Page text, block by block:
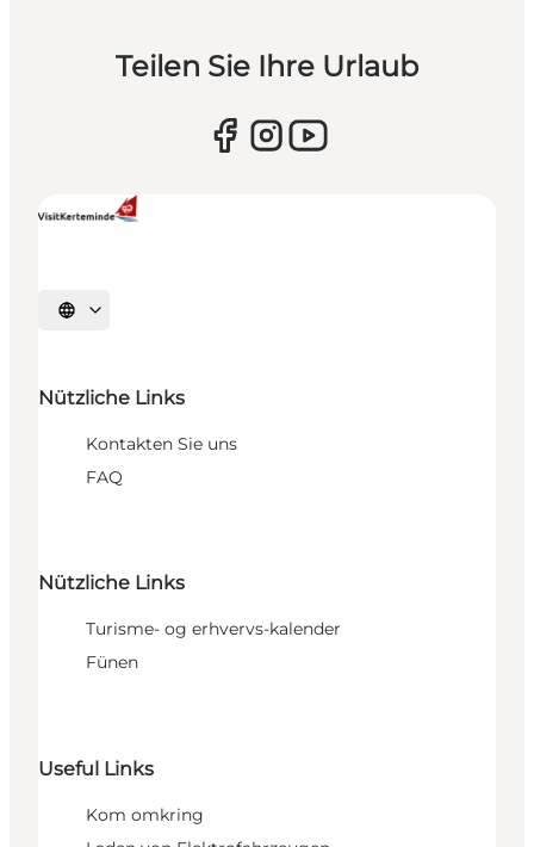
Teilen Sie Ihre Urlaub
Sprache auswählen
Nützliche Links
Kontakten Sie uns
FAQ
Nützliche Links
Turisme- og erhvervs-kalender
Fünen
Useful Links
Kom omkring